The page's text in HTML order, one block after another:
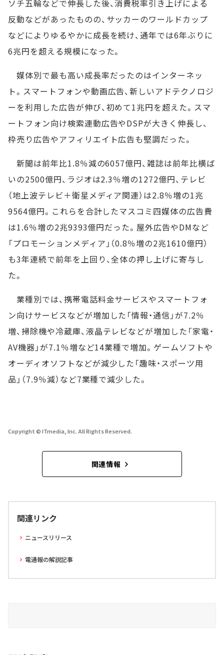
ソチ五輪などで伸長した後、消費税率引き上げによる
反動などがあったものの、サッカーのワールドカップ
などによりゆるやかに成長を続け、通年では6年ぶりに
6兆円を超える規模になった。
媒体別で最も高い成長率だったのはインターネッ
ト。スマートフォンや動画広告、新しいアドテクノロジ
ーを利用した広告が伸び、初めて1兆円を超えた。スマ
ートフォン向け検索連動広告やDSPが大きく伸長し、
枠売り広告やアフィリエイト広告も堅調だった。
新聞は前年比1.8％減の6057億円、雑誌は前年比横ば
いの2500億円、ラジオは2.3％増の1272億円、テレビ
（地上波テレビ＋衛星メディア関連）は2.8％増の1兆
9564億円。これらを合計したマスコミ四媒体の広告費
は1.6％増の2兆9393億円だった。屋外広告やDMなど
「プロモーションメディア」（0.8％増の2兆1610億円）
も3年連続で前年を上回り、全体の押し上げに寄与し
た。
業種別では、携帯電話料金サービスやスマートフォ
ン向けサービスなどが増加した「情報・通信」が7.2％
増、掃除機や冷蔵庫、液晶テレビなどが増加した「家電・
AV機器」が7.1％増など14業種で増加。ゲームソフトや
オーディオソフトなどが減少した「趣味・スポーツ用
品」（7.9％減）など7業種で減少した。
Copyright © ITmedia, Inc. All Rights Reserved.
関連情報
関連リンク
ニュースリリース
電通報の解説記事